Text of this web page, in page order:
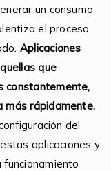
un consumo
el proceso
Aplicaciones
que
constantemente,
más rápidamente.
del
aplicaciones y